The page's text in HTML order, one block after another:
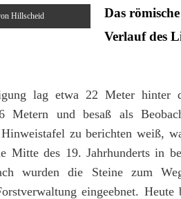
Hillscheid
Das
Verlauf des
lag etwa 22 Meter hinter
und besaß als
zu berichten weiß,
Mitte des 19. Jahrhunderts in
wurden die Steine zum
eingeebnet. Heute